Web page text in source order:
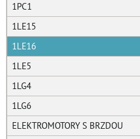
1PC1
1LE15
1LE16
1LE5
1LG4
1LG6
ELEKTROMOTORY S BRZDOU